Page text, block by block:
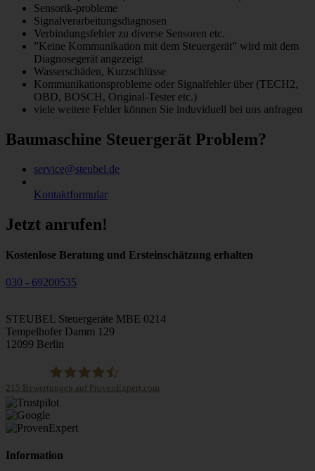
Sensorik-probleme
Signalverarbeitungsdiagnosen
Verbindungsfehler zu diverse Sensoren etc.
”Keine Kommunikation mit dem Steuergerät” wird mit dem
Diagnosegerät angezeigt
Wasserschäden, Kurzschlüsse
Kommunikationsprobleme oder Signalfehler über (TECH2,
OBD, BOSCH, Original-Tester etc.)
viele weitere Fehler können Sie induviduell bei uns anfragen
Baumaschine Steuergerät Problem?
service@steubel.de
Kontaktformular
Jetzt anrufen!
Kostenlose Beratung und Ersteinschätzung erhalten
030 - 69200535
STEUBEL Steuergeräte MBE 0214
Tempelhofer Damm 129
12099 Berlin
STEUBEL Steuergeräte Annahme Filiale MBE 0214
215 Bewertungen auf ProvenExpert.com
Information